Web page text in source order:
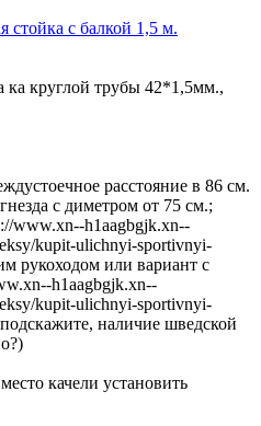
ка круглой трубы 42*1,5мм.,
расстояние в 86 см.
с диметром от 75 см.;
www.xn--h1aagbgjk.xn--
kupit-ulichnyi-sportivnyi-
рукоходом или вариант с
h1aagbgjk.xn--
kupit-ulichnyi-sportivnyi-
наличие шведской
качели установить